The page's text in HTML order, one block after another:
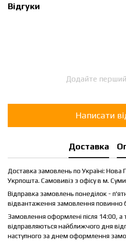
Відгуки
Додайте перший
Написати
Доставка
Доставка замовлень по Україні: Нова
Укрпошта. Самовивіз з офісу в м.
Відправка замовлень понеділок -
відвантаження замовлення
Замовлення оформлені після 14:00, а
відправляються найближчого дня
наступного за днем оформлення